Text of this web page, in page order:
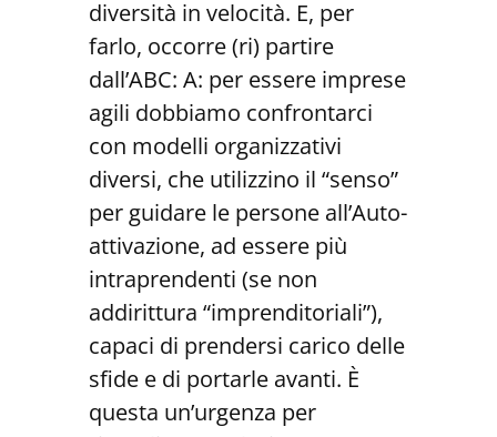
diversità in velocità. E, per
farlo, occorre (ri) partire
dall’ABC: A: per essere imprese
agili dobbiamo confrontarci
con modelli organizzativi
diversi, che utilizzino il “senso”
per guidare le persone all’Auto-
attivazione, ad essere più
intraprendenti (se non
addirittura “imprenditoriali”),
capaci di prendersi carico delle
sfide e di portarle avanti. È
questa un’urgenza per